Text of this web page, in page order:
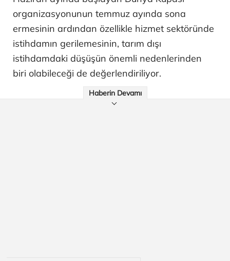
organizasyonunun temmuz ayında sona
ermesinin ardından özellikle hizmet sektöründe
istihdamın gerilemesinin, tarım dışı
istihdamdaki düşüşün önemli nedenlerinden
biri olabileceği de değerlendiriliyor.
Haberin Devamı